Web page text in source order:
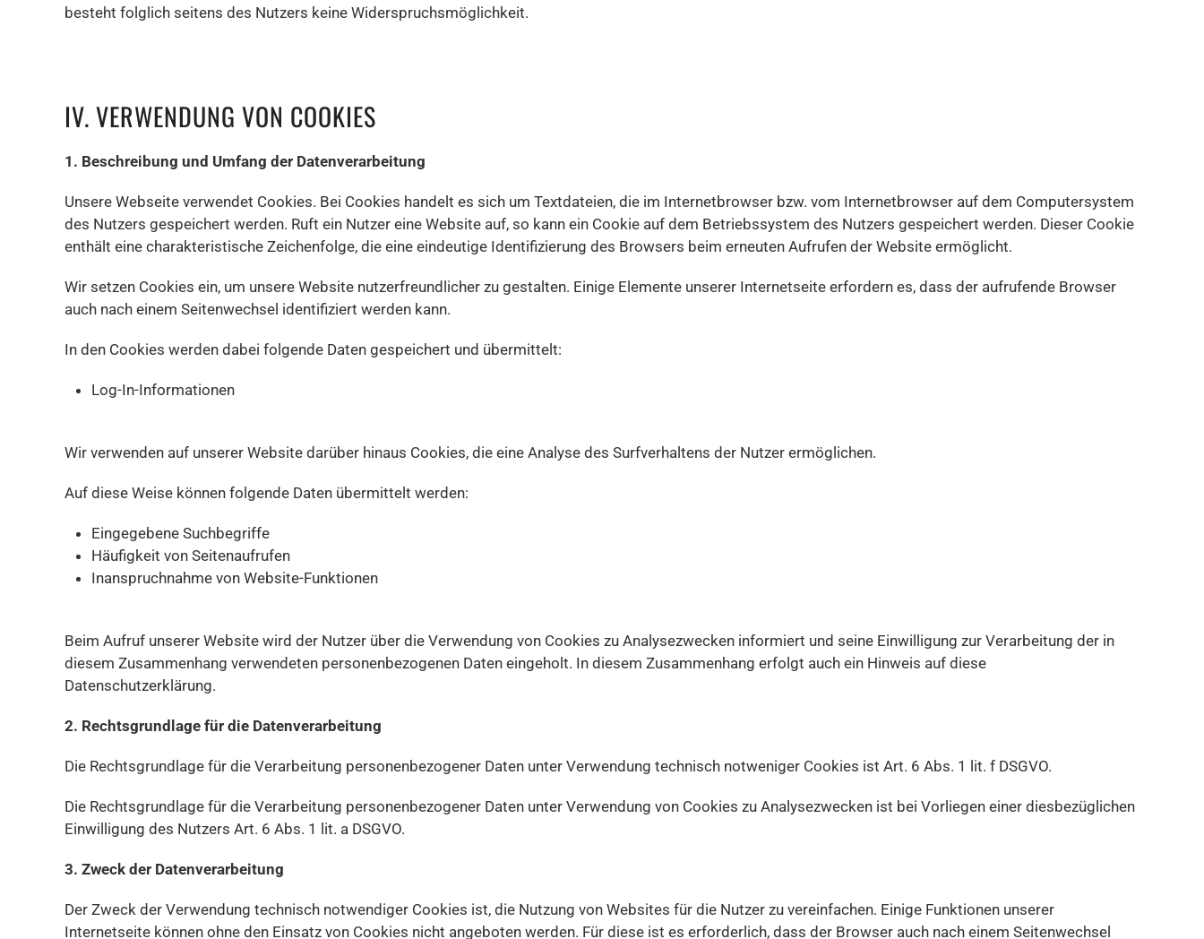
besteht folglich seitens des Nutzers keine Widerspruchsmöglichkeit.
IV. VERWENDUNG VON COOKIES
1. Beschreibung und Umfang der Datenverarbeitung
Unsere Webseite verwendet Cookies. Bei Cookies handelt es sich um Textdateien, die im Internetbrowser bzw. vom Internetbrowser auf dem Computersystem
des Nutzers gespeichert werden. Ruft ein Nutzer eine Website auf, so kann ein Cookie auf dem Betriebssystem des Nutzers gespeichert werden. Dieser Cookie
enthält eine charakteristische Zeichenfolge, die eine eindeutige Identifizierung des Browsers beim erneuten Aufrufen der Website ermöglicht.
Wir setzen Cookies ein, um unsere Website nutzerfreundlicher zu gestalten. Einige Elemente unserer Internetseite erfordern es, dass der aufrufende Browser
auch nach einem Seitenwechsel identifiziert werden kann.
In den Cookies werden dabei folgende Daten gespeichert und übermittelt:
Log-In-Informationen
Wir verwenden auf unserer Website darüber hinaus Cookies, die eine Analyse des Surfverhaltens der Nutzer ermöglichen.
Auf diese Weise können folgende Daten übermittelt werden:
Eingegebene Suchbegriffe
Häufigkeit von Seitenaufrufen
Inanspruchnahme von Website-Funktionen
Beim Aufruf unserer Website wird der Nutzer über die Verwendung von Cookies zu Analysezwecken informiert und seine Einwilligung zur Verarbeitung der in
diesem Zusammenhang verwendeten personenbezogenen Daten eingeholt. In diesem Zusammenhang erfolgt auch ein Hinweis auf diese
Datenschutzerklärung.
2. Rechtsgrundlage für die Datenverarbeitung
Die Rechtsgrundlage für die Verarbeitung personenbezogener Daten unter Verwendung technisch notweniger Cookies ist Art. 6 Abs. 1 lit. f DSGVO.
Die Rechtsgrundlage für die Verarbeitung personenbezogener Daten unter Verwendung von Cookies zu Analysezwecken ist bei Vorliegen einer diesbezüglichen
Einwilligung des Nutzers Art. 6 Abs. 1 lit. a DSGVO.
3. Zweck der Datenverarbeitung
Der Zweck der Verwendung technisch notwendiger Cookies ist, die Nutzung von Websites für die Nutzer zu vereinfachen. Einige Funktionen unserer
Internetseite können ohne den Einsatz von Cookies nicht angeboten werden. Für diese ist es erforderlich, dass der Browser auch nach einem Seitenwechsel